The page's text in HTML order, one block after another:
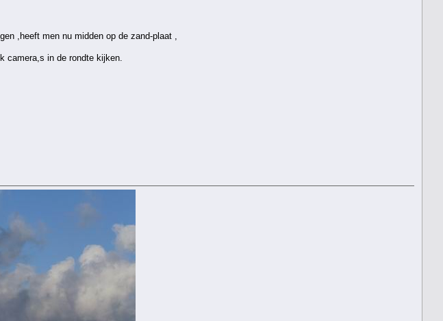
,heeft men nu midden op de zand-plaat ,
camera,s in de rondte kijken.